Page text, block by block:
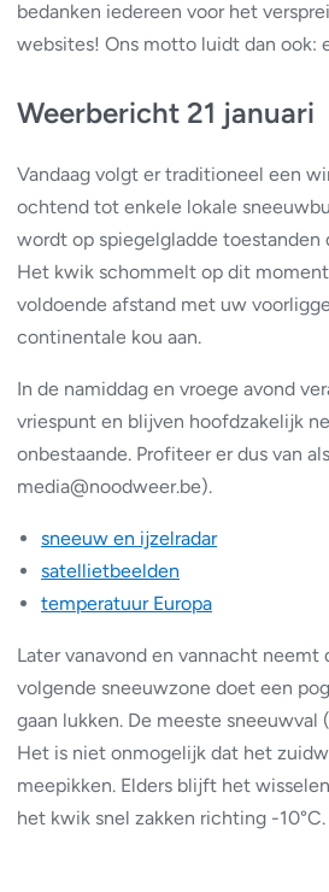
bedanken iedereen voor het
websites! Ons motto luidt dan ook:
Weerbericht 21 januari
Vandaag volgt er traditioneel een
ochtend tot enkele lokale
wordt op spiegelgladde
Het kwik schommelt op dit
voldoende afstand met uw
continentale kou aan.
In de namiddag en vroege avond
vriespunt en blijven hoofdzakelijk
onbestaande. Profiteer er dus van
media@noodweer.be).
sneeuw en ijzelradar
satellietbeelden
temperatuur Europa
Later vanavond en vannacht neemt
volgende sneeuwzone doet een
gaan lukken. De meeste
Het is niet onmogelijk dat het
meepikken. Elders blijft het
het kwik snel zakken richting -10°C.